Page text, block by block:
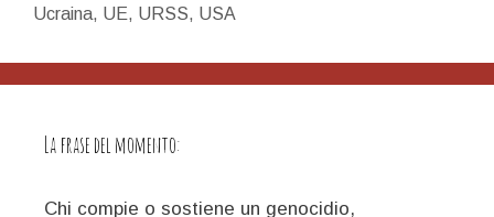
25
Ucraina, UE, URSS, USA
La frase del momento:
Chi compie o sostiene un genocidio,